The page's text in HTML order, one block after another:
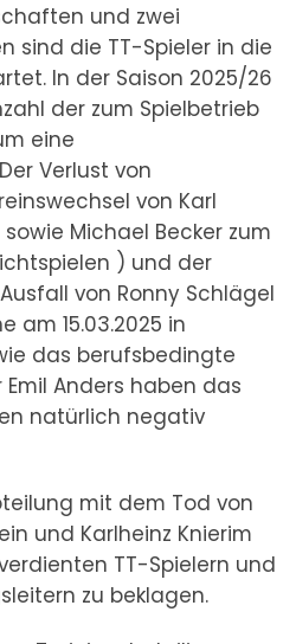
und zwei
sind die TT-Spieler in die
In der Saison 2025/26
der zum Spielbetrieb
eine
Verlust von
von Karl
sowie Michael Becker zum
) und der
von Ronny Schlägel
am 15.03.2025 in
das berufsbedingte
Anders haben das
natürlich negativ
mit dem Tod von
und Karlheinz Knierim
TT-Spielern und
zu beklagen.